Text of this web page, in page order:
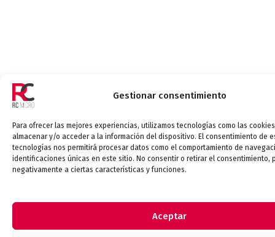
Gestionar consentimiento
Para ofrecer las mejores experiencias, utilizamos tecnologías como las
almacenar y/o acceder a la información del dispositivo. El consentimiento de
tecnologías nos permitirá procesar datos como el comportamiento de
identificaciones únicas en este sitio. No consentir o retirar el consentimiento,
negativamente a ciertas características y funciones.
Aceptar